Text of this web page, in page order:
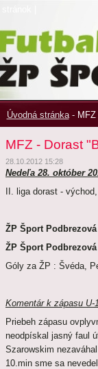
Úvodná stránka -
MFZ - Dorast
28.10.2012 15:28
Nedeľa 28. október
II. liga dorast -
ŽP Šport
ŽP Šport
Góly za ŽP : Švéda,
Komentár k zápasu U-
Priebeh zápasu
neodpískal jasný faul
Szarowskim
10.min sme sa